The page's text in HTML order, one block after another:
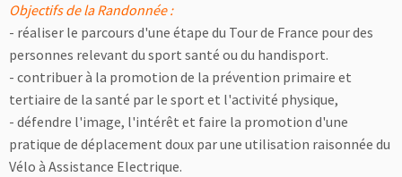
Objectifs de la Randonnée :
- réaliser le parcours d'une étape du Tour de France pour des
personnes relevant du sport santé ou du handisport.
- contribuer à la promotion de la prévention primaire et
tertiaire de la santé par le sport et l'activité physique,
- défendre l'image, l'intérêt et faire la promotion d'une
pratique de déplacement doux par une utilisation raisonnée du
Vélo à Assistance Electrique.